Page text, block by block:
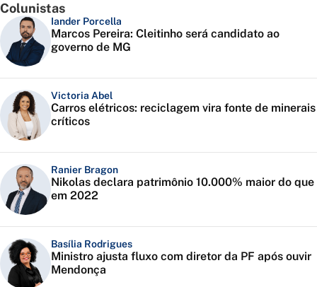
Colunistas
Iander Porcella
Marcos Pereira: Cleitinho será candidato ao
governo de MG
Victoria Abel
Carros elétricos: reciclagem vira fonte de minerais
críticos
Ranier Bragon
Nikolas declara patrimônio 10.000% maior do que
em 2022
Basília Rodrigues
Ministro ajusta fluxo com diretor da PF após ouvir
Mendonça